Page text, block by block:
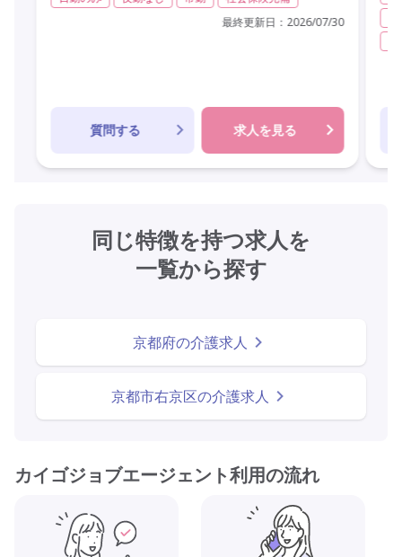
最終更新日： 2026/07/30
質問する 求人を見る
同じ特徴を持つ求人を
一覧から探す
京都府の介護求人
京都市右京区の介護求人
カイゴジョブエージェント利用の流れ